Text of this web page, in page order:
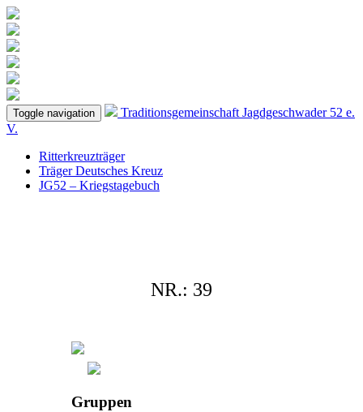
Toggle navigation Traditionsgemeinschaft Jagdgeschwader 52 e.
V.
Ritterkreuzträger
Träger Deutsches Kreuz
JG52 – Kriegstagebuch
NR.: 39
Gruppen